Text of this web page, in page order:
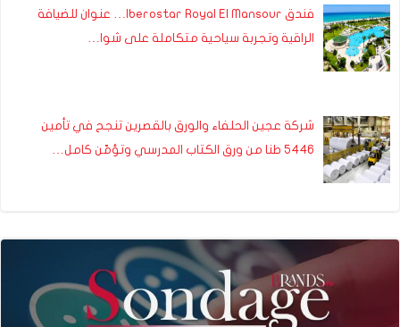
فندق Iberostar Royal El Mansour… عنوان للضيافة
الراقية وتجربة سياحية متكاملة على شوا…
شركة عجين الحلفاء والورق بالقصرين تنجح في تأمين
5446 طنا من ورق الكتاب المدرسي وتؤمّن كامل…